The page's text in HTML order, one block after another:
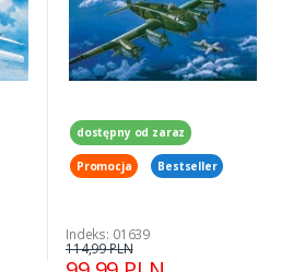
dostępny od zaraz
Promocja Bestseller
Indeks: 01639
114,99 PLN